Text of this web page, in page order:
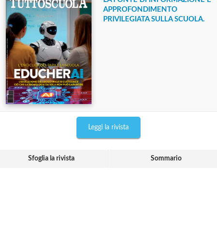
APPROFONDIMENTO
PRIVILEGIATA SULLA SCUOLA.
Leggi la rivista
Sfoglia la rivista Sommario